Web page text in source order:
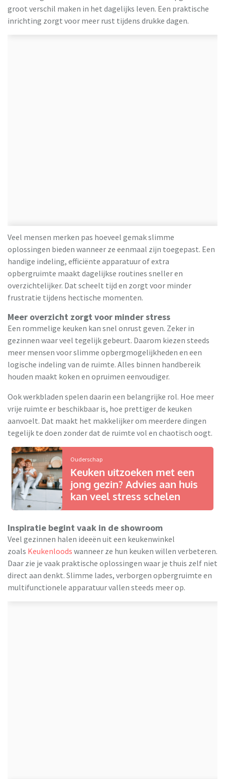
groot verschil maken in het dagelijks leven. Een praktische
inrichting zorgt voor meer rust tijdens drukke dagen.
Veel mensen merken pas hoeveel gemak slimme
oplossingen bieden wanneer ze eenmaal zijn toegepast. Een
handige indeling, efficiënte apparatuur of extra
opbergruimte maakt dagelijkse routines sneller en
overzichtelijker. Dat scheelt tijd en zorgt voor minder
frustratie tijdens hectische momenten.
Meer overzicht zorgt voor minder stress
Een rommelige keuken kan snel onrust geven. Zeker in
gezinnen waar veel tegelijk gebeurt. Daarom kiezen steeds
meer mensen voor slimme opbergmogelijkheden en een
logische indeling van de ruimte. Alles binnen handbereik
houden maakt koken en opruimen eenvoudiger.
Ook werkbladen spelen daarin een belangrijke rol. Hoe meer
vrije ruimte er beschikbaar is, hoe prettiger de keuken
aanvoelt. Dat maakt het makkelijker om meerdere dingen
tegelijk te doen zonder dat de ruimte vol en chaotisch oogt.
Ouderschap
Keuken uitzoeken met een
jong gezin? Advies aan huis
kan veel stress schelen
Inspiratie begint vaak in de showroom
Veel gezinnen halen ideeën uit een keukenwinkel
zoals Keukenloods wanneer ze hun keuken willen verbeteren.
Daar zie je vaak praktische oplossingen waar je thuis zelf niet
direct aan denkt. Slimme lades, verborgen opbergruimte en
multifunctionele apparatuur vallen steeds meer op.